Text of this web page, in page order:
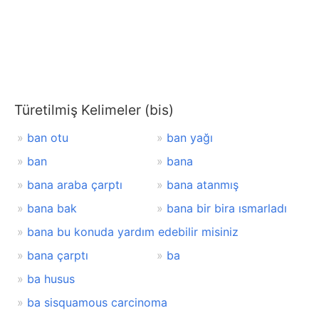
Türetilmiş Kelimeler (bis)
ban otu
ban yağı
ban
bana
bana araba çarptı
bana atanmış
bana bak
bana bir bira ısmarladı
bana bu konuda yardım edebilir misiniz
bana çarptı
ba
ba husus
ba sisquamous carcinoma